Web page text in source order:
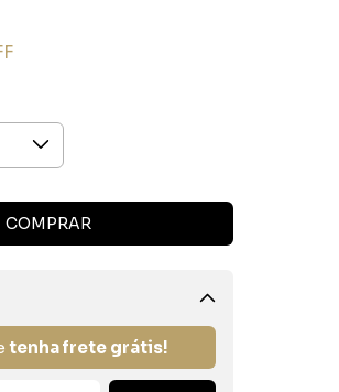
tenha frete grátis!